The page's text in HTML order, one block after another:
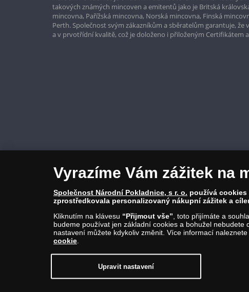
takových známých mincoven a emitentů jako je Britská
mincovna, Pařížská mincovna, Norská mincovna, Finská
Perth. Společnost svým zákazníkům a sběratelům garantuje,
a v prvotřídní kvalitě, což je doloženo i přiloženým Certifikátem
© Copyright 2026 - Národní Pokladnice, s. r. o.; Karolinská 661/4, 186 00
Společnost zapsána v OR vedeném Městským soudem v Praze, oddíl C,
Vyrazíme Vám zážitek na
Společnost Národní Pokladnice, s r. o. používá
zprostředkovala personalizovaný nákupní zážitek a
Kliknutím na klávesu “Přijmout vše” , toto přijímáte a
budeme používat jen základní cookies a bohužel
nastavení můžete kdykoliv změnit. Více informací naleznete
cookie
Upravit nastavení